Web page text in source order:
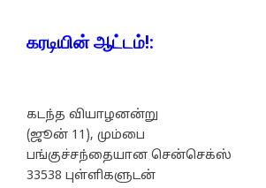
கரடியின் ஆட்டம்!:
கடந்த வியாழனன்று
(ஜூன் 11), மும்பை
பங்குச்சந்தையான சென்செக்ஸ்
33538 புள்ளிகளுடன்